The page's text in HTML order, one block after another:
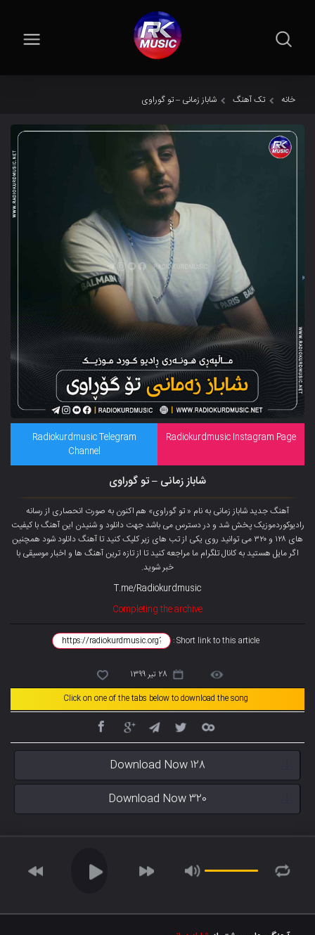
خانه تک آهنگ شاباز زمانی – تو گوراوی
Radiokurdmusic Instagram Page
Radiokurdmusic Telegram
Channel
شاباز زمانی – تو گوراوی
آهنگ جدید شاباز زمانی به نام « تو گوراوی» هم اکنون به صورت انحصاری از رسانه
رادیوکوردموزیک پخش شد و در دسترس می باشد جهت دانلود و شنیدن این آهنگ با کیفیت
های ۱۲۸ و ۳۲۰ می توانید روی یکی از تب های زیر کلیک کنید تا آهنگ دانلود شود همچنین
اگر مایل هستید به کانال تلگرام ما مراجعه کنید تا از تازه ترین آهنگ ها و اخبار موسیقی با
خبر شوید.
T.me/Radiokurdmusic
Completing the archive
Short link to this article :
28 تیر 1399
Click on one of the tabs below to download the song
Download Now 128
Download Now 320